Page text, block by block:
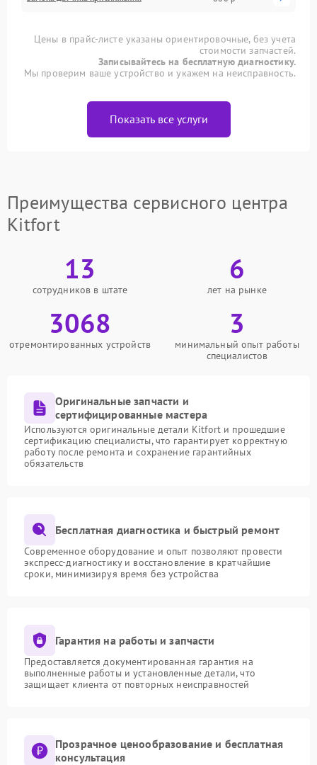
Цены в прайс-листе указаны ориентировочные, без учета
стоимости запчастей.
Записывайтесь на бесплатную диагностику.
Мы проверим ваше устройство и укажем на неисправность.
Показать все услуги
Преимущества сервисного центра
Kitfort
13
сотрудников в штате
6
лет на рынке
3068
отремонтированных устройств
3
минимальный опыт работы
специалистов
Оригинальные запчасти и
сертифицированные мастера
Используются оригинальные детали Kitfort и прошедшие
сертификацию специалисты, что гарантирует корректную
работу после ремонта и сохранение гарантийных
обязательств
Бесплатная диагностика и быстрый ремонт
Современное оборудование и опыт позволяют провести
экспресс-диагностику и восстановление в кратчайшие
сроки, минимизируя время без устройства
Гарантия на работы и запчасти
Предоставляется документированная гарантия на
выполненные работы и установленные детали, что
защищает клиента от повторных неисправностей
Прозрачное ценообразование и бесплатная
консультация